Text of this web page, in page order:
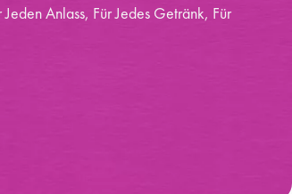
Anlass, Für Jedes Getränk, Für